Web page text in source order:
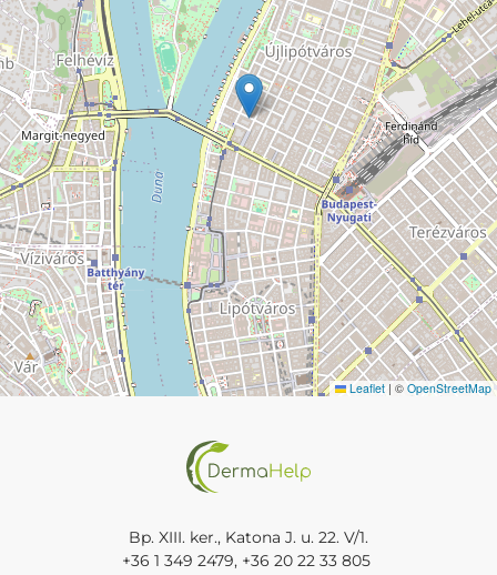
Leaflet | © OpenStreetMap
Bp. XIII. ker., Katona J. u. 22. V/1.
+36 1 349 2479, +36 20 22 33 805